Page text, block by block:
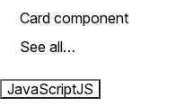
Card component
See all…
JavaScriptJS